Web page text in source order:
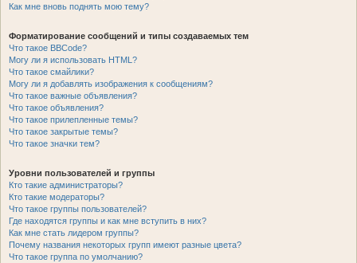
Как мне вновь поднять мою тему?
Форматирование сообщений и типы создаваемых тем
Что такое BBCode?
Могу ли я использовать HTML?
Что такое смайлики?
Могу ли я добавлять изображения к сообщениям?
Что такое важные объявления?
Что такое объявления?
Что такое прилепленные темы?
Что такое закрытые темы?
Что такое значки тем?
Уровни пользователей и группы
Кто такие администраторы?
Кто такие модераторы?
Что такое группы пользователей?
Где находятся группы и как мне вступить в них?
Как мне стать лидером группы?
Почему названия некоторых групп имеют разные цвета?
Что такое группа по умолчанию?